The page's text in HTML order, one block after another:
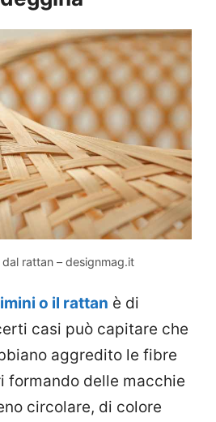
rattan – designmag.it
o il rattan è di
casi può capitare che
aggredito le fibre
formando delle macchie
circolare, di colore